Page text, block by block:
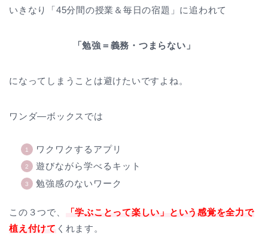
いきなり「45分間の授業＆毎日の宿題」に追われて
「勉強＝義務・つまらない」
になってしまうことは避けたいですよね。
ワンダ―ボックスでは
ワクワクするアプリ
遊びながら学べるキット
勉強感のないワーク
この３つで、
「学ぶことって楽しい」という感覚を全力で
植え付けて くれます。